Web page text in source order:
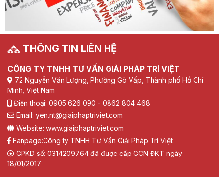
THÔNG TIN LIÊN HỆ
CÔNG TY TNHH TƯ VẤN GIẢI PHÁP TRÍ VIỆT
72 Nguyễn Văn Lượng, Phường Gò Vấp, Thành phố Hồ Chí
Minh, Việt Nam
Điện thoại: 0905 626 090 - 0862 804 468
Email: yen.nt@giaiphaptriviet.com
Website: www.giaiphaptriviet.com
Fanpage:Công ty TNHH Tư Vấn Giải Pháp Trí Việt
GPKD số: 0314209764 đã được cấp GCN ĐKT ngày
18/01/2017